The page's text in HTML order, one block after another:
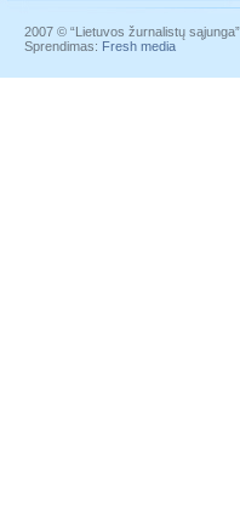
2007 © “Lietuvos žurnalistų
Sprendimas: Fresh media